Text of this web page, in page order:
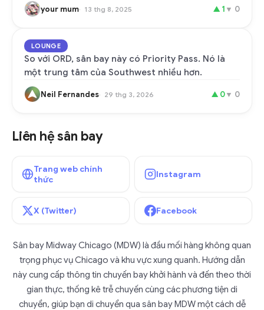
your mum 13 thg 8, 2025 ▲ 1 ▼ 0
LOUNGE
So với ORD, sân bay này có Priority Pass. Nó là
một trung tâm của Southwest nhiều hơn.
Neil Fernandes 29 thg 3, 2026 ▲ 0▼ 0
Liên hệ sân bay
Trang web chính
thức
Instagram
X (Twitter) Facebook
Sân bay Midway Chicago (MDW) là đầu mối hàng không quan
trọng phục vụ Chicago và khu vực xung quanh. Hướng dẫn
này cung cấp thông tin chuyến bay khởi hành và đến theo thời
gian thực, thống kê trễ chuyến cùng các phương tiện di
chuyển, giúp bạn di chuyển qua sân bay MDW một cách dễ